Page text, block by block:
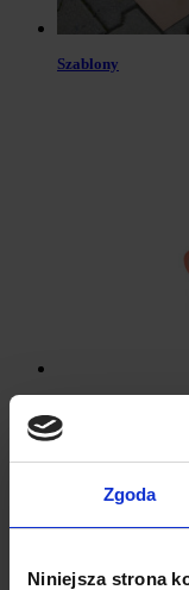
Zgoda
Niniejsza strona
Szablony